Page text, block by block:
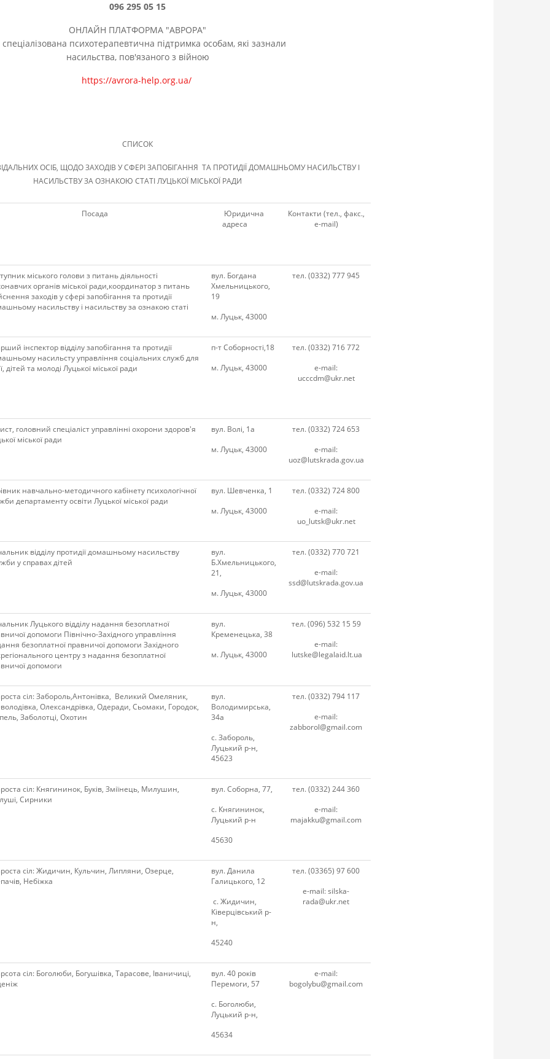
096 295 05 15
ОНЛАЙН ПЛАТФОРМА "АВРОРА"
спеціалізована психотерапевтична підтримка особам, які зазнали
насильства, пов'язаного з війною
https://avrora-help.org.ua/
СПИСОК
ОСІБ, ЩОДО ЗАХОДІВ У СФЕРІ ЗАПОБІГАННЯ ТА ПРОТИДІЇ ДОМАШНЬОМУ НАСИЛЬСТВУ І
НАСИЛЬСТВУ ЗА ОЗНАКОЮ СТАТІ ЛУЦЬКОЇ МІСЬКОЇ РАДИ
Посада
Юридична
адреса
Контакти (тел., факс.,
e-mail)
міського голови з питань діяльності
органів міської ради,координатор з питань
заходів у сфері запобігання та протидії
насильству і насильству за ознакою статі
вул. Богдана
Хмельницького,
19
м. Луцьк, 43000
тел. (0332) 777 945
інспектор відділу запобігання та протидії
насильсту управління соціальних служб для
дітей та молоді Луцької міської ради
п-т Соборності,18
м. Луцьк, 43000
тел. (0332) 716 772
e-mail:
ucccdm@ukr.net
головний спеціаліст управлінні охорони здоров'я
міської ради
вул. Волі, 1а
м. Луцьк, 43000
тел. (0332) 724 653
e-mail:
uoz@lutskrada.gov.ua
навчально-методичного кабінету психологічної
департаменту освіти Луцької міської ради
вул. Шевченка, 1
м. Луцьк, 43000
тел. (0332) 724 800
e-mail:
uo_lutsk@ukr.net
відділу протидії домашньому насильству
у справах дітей
вул.
Б.Хмельницького,
21,
м. Луцьк, 43000
тел. (0332) 770 721
e-mail:
ssd@lutskrada.gov.ua
Луцького відділу надання безоплатної
допомоги Північно-Західного управління
безоплатної правничої допомоги Західного
центру з надання безоплатної
допомоги
вул.
Кременецька, 38
м. Луцьк, 43000
тел. (096) 532 15 59
e-mail:
lutske@legalaid.lt.ua
сіл: Забороль,Антонівка, Великий Омеляник,
Олександрівка, Одеради, Сьомаки, Городок,
Заболотці, Охотин
вул.
Володимирська,
34а
с. Забороль,
Луцький р-н,
45623
тел. (0332) 794 117
e-mail:
zabborol@gmail.com
сіл: Княгининок, Буків, Зміїнець, Милушин,
Сирники
вул. Соборна, 77,
с. Княгининок,
Луцький р-н
45630
тел. (0332) 244 360
e-mail:
majakku@gmail.com
сіл: Жидичин, Кульчин, Липляни, Озерце,
Небіжка
вул. Данила
Галицького, 12
с. Жидичин,
Ківерцівський р-
н,
45240
тел. (03365) 97 600
e-mail: silska-
rada@ukr.net
сіл: Боголюби, Богушівка, Тарасове, Іваничиці,
вул. 40 років
Перемоги, 57
с. Боголюби,
Луцький р-н,
45634
e-mail:
bogolybu@gmail.com